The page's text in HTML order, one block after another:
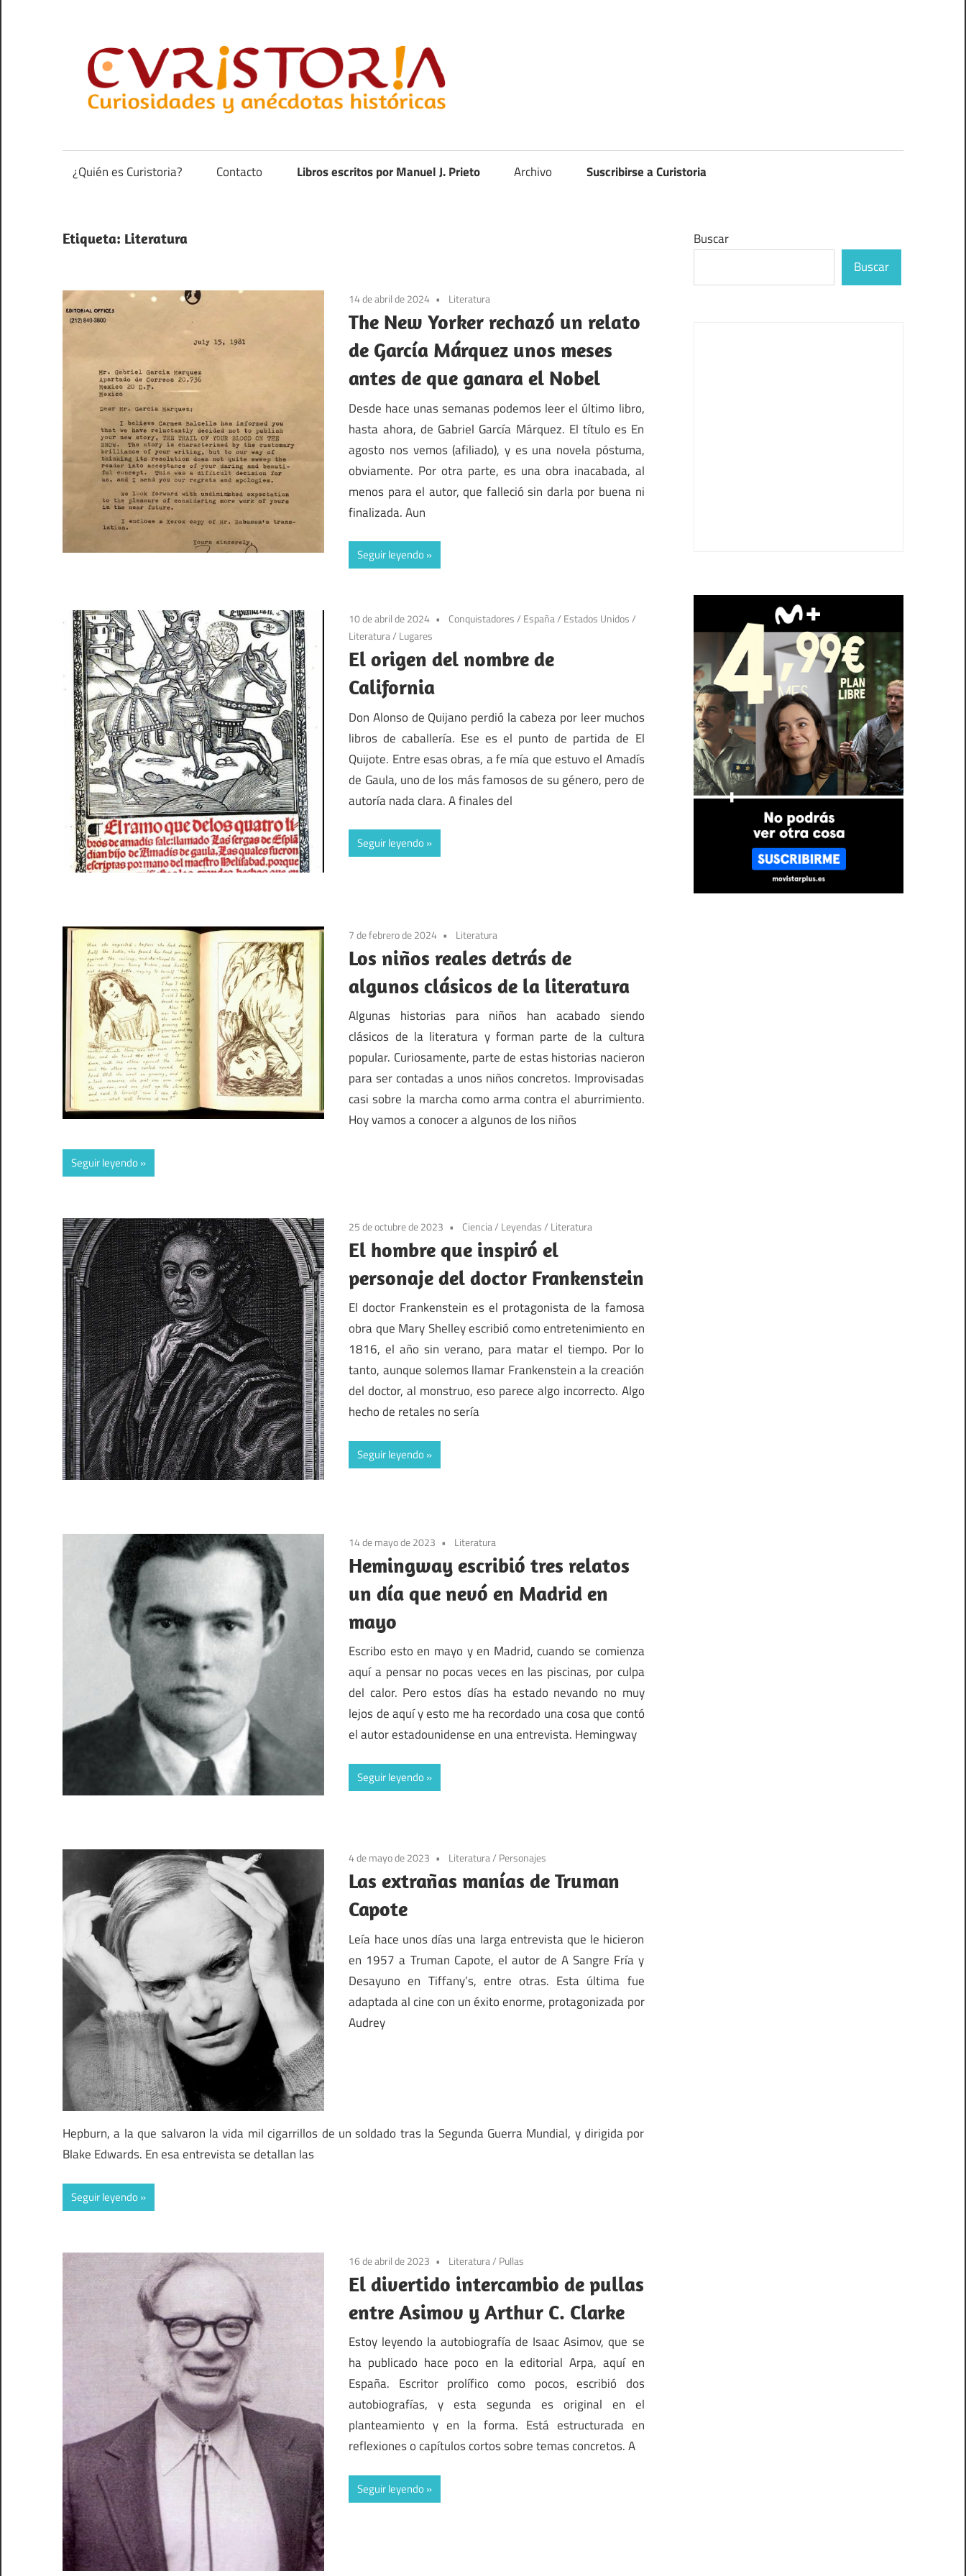
contenido
anécdotas
de
¿Quién es Curistoria? Contacto Libros escritos por Manuel J. Prieto Archivo Suscribirse a Curistoria
Etiqueta: Literatura
14 de abril de 2024 Literatura
The New Yorker rechazó un relato
de García Márquez unos meses
antes de que ganara el Nobel
Desde hace unas semanas podemos leer el último libro,
hasta ahora, de Gabriel García Márquez. El título es En
agosto nos vemos (afiliado), y es una novela póstuma,
obviamente. Por otra parte, es una obra inacabada, al
menos para el autor, que falleció sin darla por buena ni
finalizada. Aun
Seguir leyendo
10 de abril de 2024 Conquistadores/ España/ Estados Unidos/
Literatura/ Lugares
El origen del nombre de
California
Don Alonso de Quijano perdió la cabeza por leer muchos
libros de caballería. Ese es el punto de partida de El
Quijote. Entre esas obras, a fe mía que estuvo el Amadís
de Gaula, uno de los más famosos de su género, pero de
autoría nada clara. A finales del
Seguir leyendo
7 de febrero de 2024 Literatura
Los niños reales detrás de
algunos clásicos de la literatura
Algunas historias para niños han acabado siendo
clásicos de la literatura y forman parte de la cultura
popular. Curiosamente, parte de estas historias nacieron
para ser contadas a unos niños concretos. Improvisadas
casi sobre la marcha como arma contra el aburrimiento.
Hoy vamos a conocer a algunos de los niños
Seguir leyendo
25 de octubre de 2023 Ciencia/ Leyendas/ Literatura
El hombre que inspiró el
personaje del doctor Frankenstein
El doctor Frankenstein es el protagonista de la famosa
obra que Mary Shelley escribió como entretenimiento en
1816, el año sin verano, para matar el tiempo. Por lo
tanto, aunque solemos llamar Frankenstein a la creación
del doctor, al monstruo, eso parece algo incorrecto. Algo
hecho de retales no sería
Seguir leyendo
14 de mayo de 2023 Literatura
Hemingway escribió tres relatos
un día que nevó en Madrid en
mayo
Escribo esto en mayo y en Madrid, cuando se comienza
aquí a pensar no pocas veces en las piscinas, por culpa
del calor. Pero estos días ha estado nevando no muy
lejos de aquí y esto me ha recordado una cosa que contó
el autor estadounidense en una entrevista. Hemingway
Seguir leyendo
4 de mayo de 2023 Literatura/ Personajes
Las extrañas manías de Truman
Capote
Leía hace unos días una larga entrevista que le hicieron
en 1957 a Truman Capote, el autor de A Sangre Fría y
Desayuno en Tiffany’s, entre otras. Esta última fue
adaptada al cine con un éxito enorme, protagonizada por
Audrey
Hepburn, a la que salvaron la vida mil cigarrillos de un soldado tras la Segunda Guerra Mundial, y dirigida por
Blake Edwards. En esa entrevista se detallan las
Seguir leyendo
16 de abril de 2023 Literatura/ Pullas
El divertido intercambio de pullas
entre Asimov y Arthur C. Clarke
Estoy leyendo la autobiografía de Isaac Asimov, que se
ha publicado hace poco en la editorial Arpa, aquí en
España. Escritor prolífico como pocos, escribió dos
autobiografías, y esta segunda es original en el
planteamiento y en la forma. Está estructurada en
reflexiones o capítulos cortos sobre temas concretos. A
Seguir leyendo
Buscar
Buscar